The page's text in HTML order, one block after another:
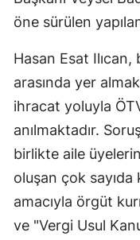
öne sürülen
Hasan Esat Ilıcan,
arasında yer
ihracat yoluyla
anılmaktadır.
birlikte aile
oluşan çok sayıda
amacıyla örgüt
ve "Vergi Usul